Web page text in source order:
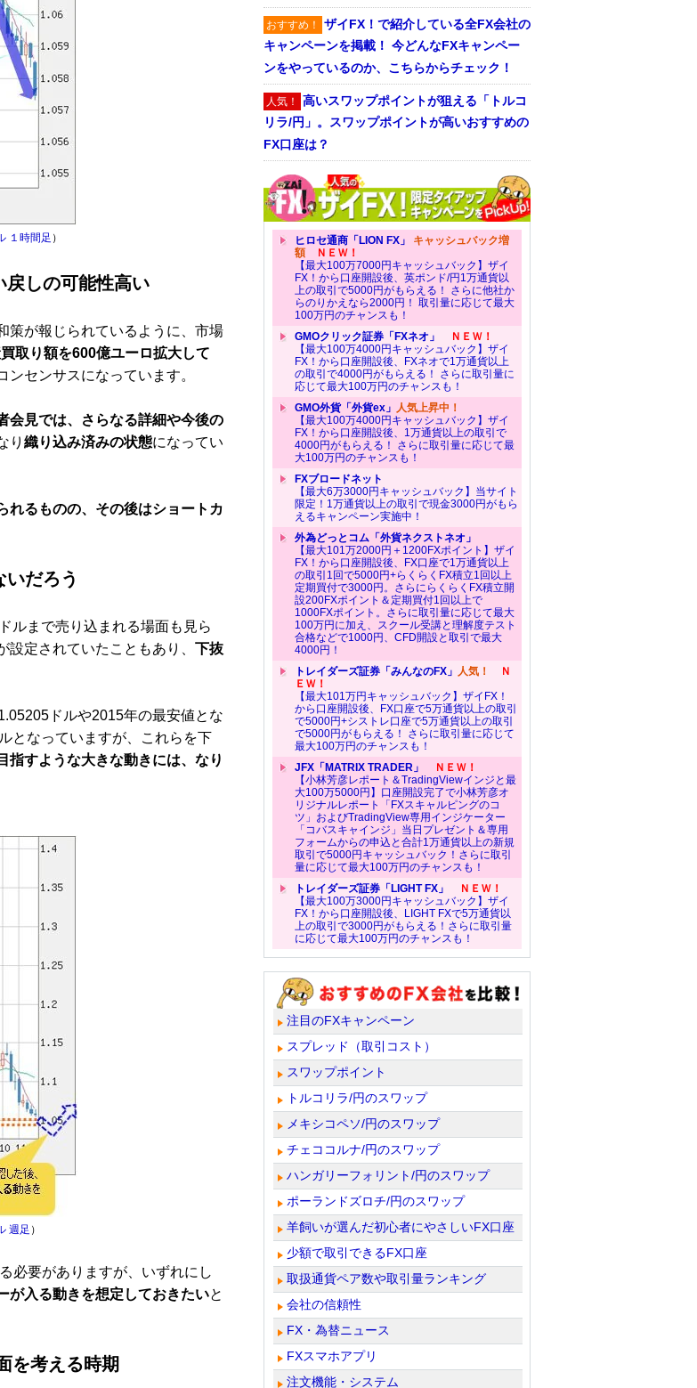
１時間足 ）
戻しの可能性高い
が報じられているように、市場
取り額を600億ユーロ拡大して
ンセンサスになっています。
会見では、さらなる詳細や今後の
り 織り込み済みの状態になってい
れるものの、その後はショートカ
だろう
ルまで売り込まれる場面も見ら
定されていたこともあり、 下抜
ドルや2015年の最安値とな
となっていますが、これらを下
指すような大きな動きには、なり
週足 ）
必要がありますが、いずれにし
が入る動きを想定しておきたいと
を考える時期
おすすめ！ ザイFX！で紹介している全FX会社の
キャンペーンを掲載！ 今どんなFXキャンペー
ンをやっているのか、こちらからチェック！
人気！ 高いスワップポイントが狙える「トルコ
リラ/円」。スワップポイントが高いおすすめの
FX口座は？
ヒロセ通商「LION FX」 キャッシュバック増
額ＮＥＷ！
【最大100万7000円キャッシュバック】ザイ
FX！から口座開設後、英ポンド/円1万通貨以
上の取引で5000円がもらえる！ さらに他社か
らのりかえなら2000円！ 取引量に応じて最大
100万円のチャンスも！
GMOクリック証券「FXネオ」
ＮＥＷ！
【最大100万4000円キャッシュバック】ザイ
FX！から口座開設後、FXネオで1万通貨以上
の取引で4000円がもらえる！ さらに取引量に
応じて最大100万円のチャンスも！
GMO外貨「外貨ex」 人気上昇中！
【最大100万4000円キャッシュバック】ザイ
FX！から口座開設後、1万通貨以上の取引で
4000円がもらえる！ さらに取引量に応じて最
大100万円のチャンスも！
FXブロードネット
【最大6万3000円キャッシュバック】当サイト
限定！1万通貨以上の取引で現金3000円がもら
えるキャンペーン実施中！
外為どっとコム「外貨ネクストネオ」
【最大101万2000円＋1200FXポイント】ザイ
FX！から口座開設後、FX口座で1万通貨以上
の取引1回で5000円+らくらくFX積立1回以上
定期買付で3000円。さらにらくらくFX積立開
設200FXポイント＆定期買付1回以上で
1000FXポイント。さらに取引量に応じて最大
100万円に加え、スクール受講と理解度テスト
合格などで1000円、CFD開設と取引で最大
4000円！
トレイダーズ証券「みんなのFX」 人気！
Ｎ
ＥＷ！
【最大101万円キャッシュバック】ザイFX！
から口座開設後、FX口座で5万通貨以上の取引
で5000円+シストレ口座で5万通貨以上の取引
で5000円がもらえる！ さらに取引量に応じて
最大100万円のチャンスも！
JFX「MATRIX TRADER」
ＮＥＷ！
【小林芳彦レポート＆TradingViewインジと最
大100万5000円】口座開設完了で小林芳彦オ
リジナルレポート「FXスキャルピングのコ
ツ」およびTradingView専用インジケーター
「コバスキャインジ」当日プレゼント＆専用
フォームからの申込と合計1万通貨以上の新規
取引で5000円キャッシュバック！さらに取引
量に応じて最大100万円のチャンスも！
トレイダーズ証券「LIGHT FX」
ＮＥＷ！
【最大100万3000円キャッシュバック】ザイ
FX！から口座開設後、LIGHT FXで5万通貨以
上の取引で3000円がもらえる！さらに取引量
に応じて最大100万円のチャンスも！
注目のFXキャンペーン
スプレッド（取引コスト）
スワップポイント
トルコリラ/円のスワップ
メキシコペソ/円のスワップ
チェココルナ/円のスワップ
ハンガリーフォリント/円のスワップ
ポーランドズロチ/円のスワップ
羊飼いが選んだ初心者にやさしいFX口座
少額で取引できるFX口座
取扱通貨ペア数や取引量ランキング
会社の信頼性
FX・為替ニュース
FXスマホアプリ
注文機能・システム